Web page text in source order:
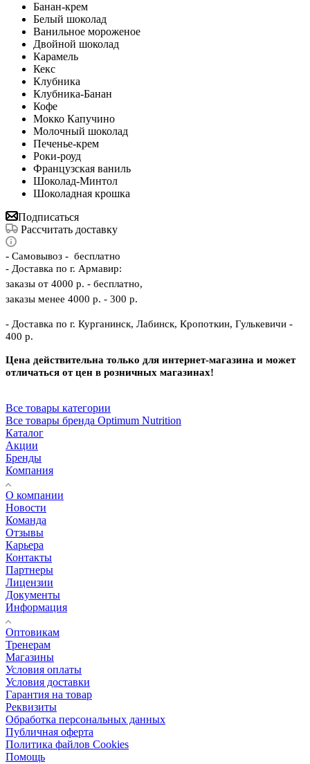
Банан-крем
Белый шоколад
Ванильное мороженое
Двойной шоколад
Карамель
Кекс
Клубника
Клубника-Банан
Кофе
Мокко Капучино
Молочный шоколад
Печенье-крем
Роки-роуд
Французская ваниль
Шоколад-Минтол
Шоколадная крошка
Подписаться
Рассчитать доставку
- Самовывоз - бесплатно
- Доставка по г. Армавир:
заказы от 4000 р. - бесплатно,
заказы менее 4000 р. - 300 р.
- Доставка по г. Курганинск, Лабинск, Кропоткин, Гулькевичи -
400 р.
Цена действительна только для интернет-магазина и может
отличаться от цен в розничных магазинах!
Все товары категории
Все товары бренда Optimum Nutrition
Каталог
Акции
Бренды
Компания
О компании
Новости
Команда
Отзывы
Карьера
Контакты
Партнеры
Лицензии
Документы
Информация
Оптовикам
Тренерам
Магазины
Условия оплаты
Условия доставки
Гарантия на товар
Реквизиты
Обработка персональных данных
Публичная оферта
Политика файлов Cookies
Помощь